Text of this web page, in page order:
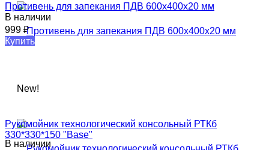
Противень для запекания ПДВ 600х400х20 мм
В наличии
999 ₽
Купить
New!
Рукомойник технологический консольный РТКб
330*330*150 "Base"
В наличии